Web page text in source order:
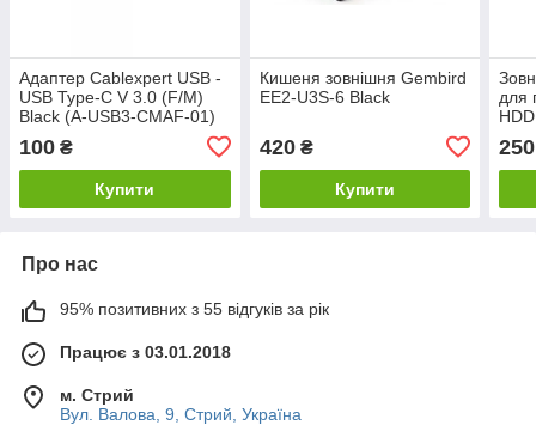
Адаптер Cablexpert USB -
USB Type-C V 3.0 (F/M)
Black (A-USB3-CMAF-01)
100 ₴
Купити
Кишеня зовнішня Gembird
EE2-U3S-6 Black
420₴
Купити
для
250
Про нас
95% позитивних з 55 відгуків за рік
Працює з 03.01.2018
м. Стрий
Вул. Валова, 9, Стрий, Україна